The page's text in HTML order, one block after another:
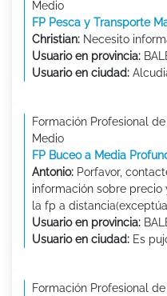
Medio
FP Pesca y Transporte
Christian: Necesito
Usuario en provincia:
Usuario en ciudad:
Formación Profesional
Medio
FP Buceo a Media
Antonio: Porfavor,
información sobre
la fp a
Usuario en provincia:
Usuario en ciudad: Es
Formación Profesional